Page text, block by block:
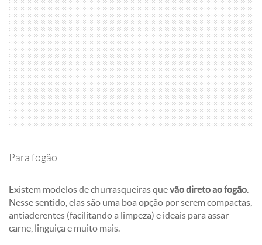
Para fogão
Existem modelos de churrasqueiras quevão direto ao fogão.
Nesse sentido, elas são uma boa opção por serem compactas,
antiaderentes (facilitando a limpeza) e ideais para assar
carne, linguiça e muito mais.